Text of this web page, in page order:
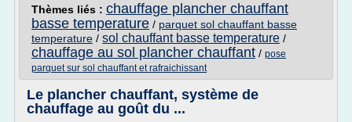
Thèmes liés : chauffage plancher chauffant
basse temperature / parquet sol chauffant basse
temperature / sol chauffant basse temperature /
chauffage au sol plancher chauffant / pose
parquet sur sol chauffant et rafraichissant
Le plancher chauffant, système de
chauffage au goût du ...